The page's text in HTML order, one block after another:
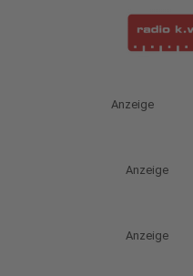
Anzeige
Anzeige
Anzeige